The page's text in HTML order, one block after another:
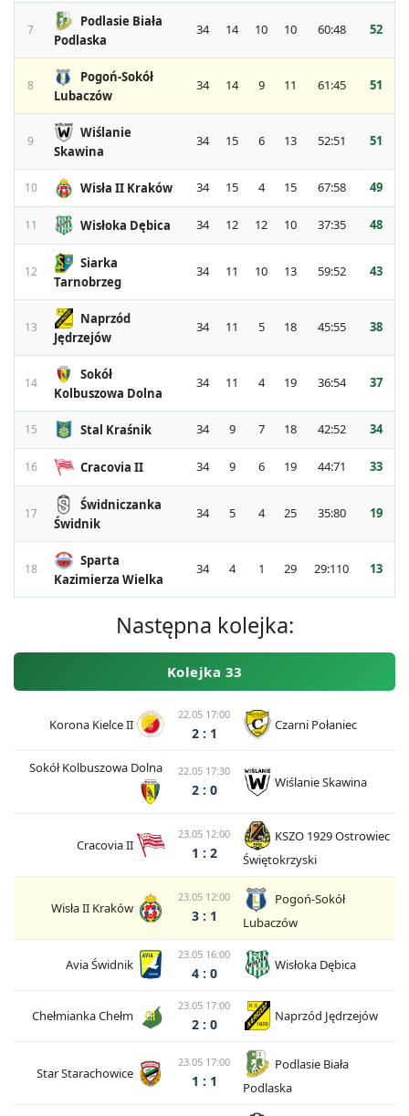
7
Podlasie Biała
Podlaska
34 14 10 10 60:48 52
8
Pogoń-Sokół
Lubaczów
34 14 9 11 61:45 51
9
Wiślanie
Skawina
34 15 6 13 52:51 51
10 Wisła II Kraków 34 15 4 15 67:58 49
11 Wisłoka Dębica 34 12 12 10 37:35 48
12
Siarka
Tarnobrzeg
34 11 10 13 59:52 43
13
Naprzód
Jędrzejów
34 11 5 18 45:55 38
14
Sokół
Kolbuszowa Dolna
34 11 4 19 36:54 37
15 Stal Kraśnik 34 9 7 18 42:52 34
16 Cracovia II 34 9 6 19 44:71 33
17
Świdniczanka
Świdnik
34 5 4 25 35:80 19
18
Sparta
Kazimierza Wielka
34 4 1 29 29:110 13
Następna kolejka:
Kolejka 33
Korona Kielce II
22.05 17:00
2 : 1
Czarni Połaniec
Sokół Kolbuszowa Dolna 22.05 17:30
2 : 0 Wiślanie Skawina
Cracovia II
23.05 12:00
1 : 2
KSZO 1929 Ostrowiec
Świętokrzyski
Wisła II Kraków
23.05 12:00
3 : 1
Pogoń-Sokół
Lubaczów
Avia Świdnik
23.05 16:00
4 : 0
Wisłoka Dębica
Chełmianka Chełm
23.05 17:00
2 : 0
Naprzód Jędrzejów
Star Starachowice
23.05 17:00
1 : 1
Podlasie Biała
Podlaska